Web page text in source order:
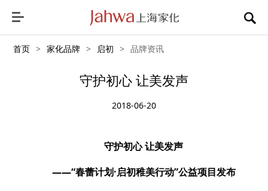
首页 > 家化品牌 > 启初 > 品牌资讯
守护初心 让美发声
2018-06-20
守护初心 让美发声
——“春蕾计划·启初稚美行动”公益项目发布